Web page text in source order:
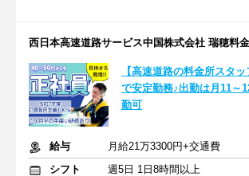
西日本高速道路サービス中国株式会社 瑞穂料
【高速道路の料金所スタ
で安定勤務♪出勤は月11～
勤可
給与
月給21万3300円+交通費
シフト
週5日 1日8時間以上